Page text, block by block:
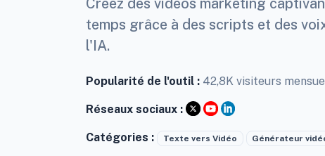
Créez des vidéos marketing
temps grâce à des scripts et des
l'IA.
Popularité de l'outil : 42,8K visiteurs
Réseaux sociaux :
Catégories : Texte vers Vidéo Générateur